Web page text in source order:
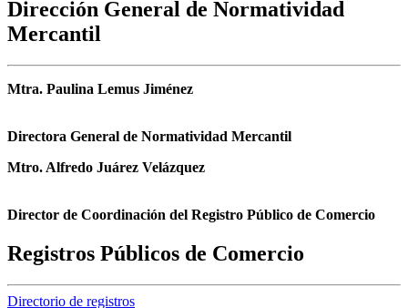
Dirección General de Normatividad
Mercantil
Mtra. Paulina Lemus Jiménez
Directora General de Normatividad Mercantil
Mtro. Alfredo Juárez Velázquez
Director de Coordinación del Registro Público de Comercio
Registros Públicos de Comercio
Directorio de registros